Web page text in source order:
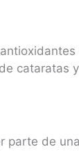
cataratas
parte de